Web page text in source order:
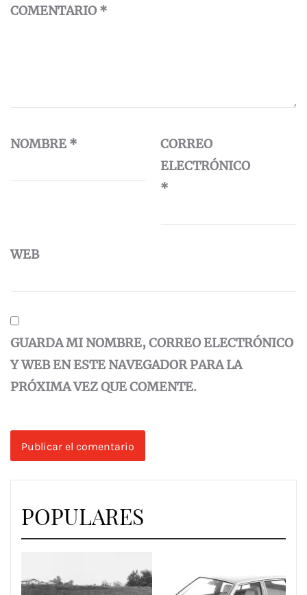
COMENTARIO *
NOMBRE *
CORREO
ELECTRÓNICO
*
WEB
GUARDA MI NOMBRE, CORREO ELECTRÓNICO
Y WEB EN ESTE NAVEGADOR PARA LA
PRÓXIMA VEZ QUE COMENTE.
POPULARES